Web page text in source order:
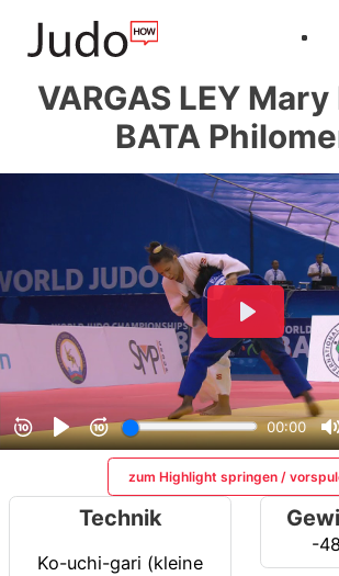
VARGAS LEY
BATA
zum Highlight springen /
Technik
Ko-uchi-gari (kleine
-